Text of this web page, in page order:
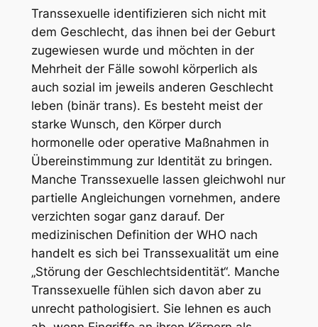
Transsexuelle identifizieren sich nicht mit
dem Geschlecht, das ihnen bei der Geburt
zugewiesen wurde und möchten in der
Mehrheit der Fälle sowohl körperlich als
auch sozial im jeweils anderen Geschlecht
leben (binär trans). Es besteht meist der
starke Wunsch, den Körper durch
hormonelle oder operative Maßnahmen in
Übereinstimmung zur Identität zu bringen.
Manche Transsexuelle lassen gleichwohl nur
partielle Angleichungen vornehmen, andere
verzichten sogar ganz darauf. Der
medizinischen Definition der WHO nach
handelt es sich bei Transsexualität um eine
„Störung der Geschlechtsidentität“. Manche
Transsexuelle fühlen sich davon aber zu
unrecht pathologisiert. Sie lehnen es auch